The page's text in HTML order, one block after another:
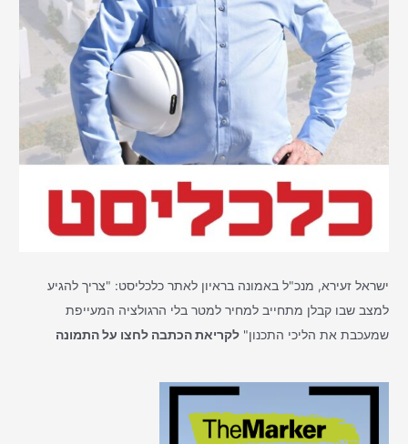
ישראל זעירא, מנכ"ל באמונה בראיון לאתר כלכליסט: "צריך להגיע
למצב שבו קבלן מתחייב למחיר למטר בלי הרגולציה המעייפת
שמעכבת את הליכי התכנון"לקריאת הכתבה לחצו על התמונה